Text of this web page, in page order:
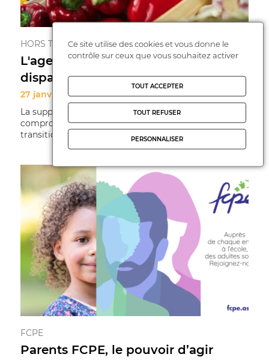
HORS TEMPS SCOLAIRE
L'agence Bio menacée de
disparition
27 janvier 2025
La suppression de l’agence bio pourrait
compromettre les efforts collectifs déployés pour une
transition écologique nécessaire et urgente ...
FCPE
Parents FCPE, le pouvoir d’agir
Ce site utilise des cookies et vous donne le
contrôle sur ceux que vous souhaitez activer
TOUT ACCEPTER
TOUT REFUSER
PERSONNALISER